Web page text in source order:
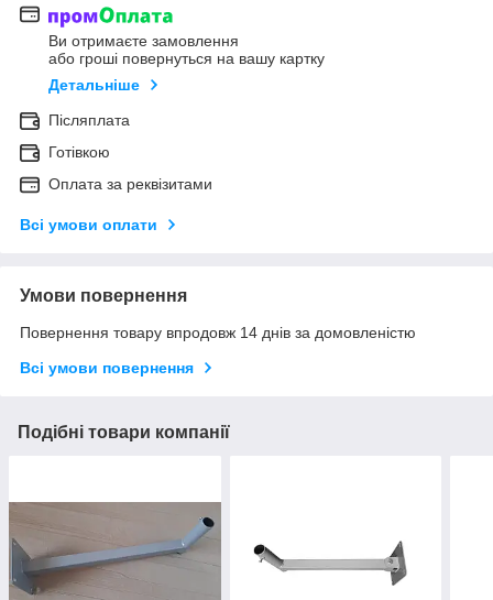
Ви отримаєте замовлення
або гроші повернуться на вашу картку
Детальніше
Післяплата
Готівкою
Оплата за реквізитами
Всі умови оплати
Умови повернення
Повернення товару впродовж 14 днів за домовленістю
Всі умови повернення
Подібні товари компанії